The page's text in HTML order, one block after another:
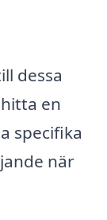
dessa
en
specifika
när